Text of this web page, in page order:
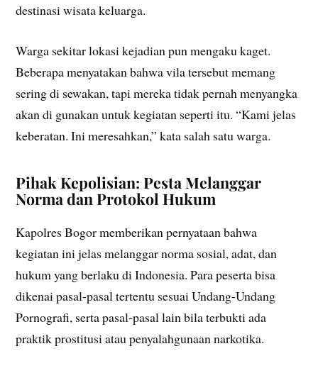
destinasi wisata keluarga.
Warga sekitar lokasi kejadian pun mengaku kaget.
Beberapa menyatakan bahwa vila tersebut memang
sering di sewakan, tapi mereka tidak pernah menyangka
akan di gunakan untuk kegiatan seperti itu. “Kami jelas
keberatan. Ini meresahkan,” kata salah satu warga.
Pihak Kepolisian: Pesta Melanggar
Norma dan Protokol Hukum
Kapolres Bogor memberikan pernyataan bahwa
kegiatan ini jelas melanggar norma sosial, adat, dan
hukum yang berlaku di Indonesia. Para peserta bisa
dikenai pasal-pasal tertentu sesuai Undang-Undang
Pornografi, serta pasal-pasal lain bila terbukti ada
praktik prostitusi atau penyalahgunaan narkotika.